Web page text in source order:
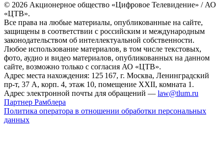
© 2026 Акционерное общество «Цифровое Телевидение» / АО
«ЦТВ».
Все права на любые материалы, опубликованные на сайте,
защищены в соответствии с российским и международным
законодательством об интеллектуальной собственности.
Любое использование материалов, в том числе текстовых,
фото, аудио и видео материалов, опубликованных на данном
сайте, возможно только с согласия АО «ЦТВ».
Адрес места нахождения: 125 167, г. Москва, Ленинградский
пр-т, 37 А, корп. 4, этаж 10, помещение XXII, комната 1.
Адрес электронной почты для обращений — law@tlum.ru
Партнер Рамблера
Политика оператора в отношении обработки персональных
данных